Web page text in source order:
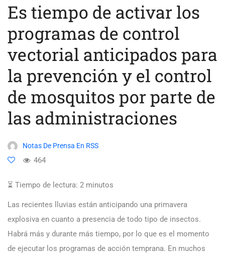
Es tiempo de activar los
programas de control
vectorial anticipados para
la prevención y el control
de mosquitos por parte de
las administraciones
Notas De Prensa En RSS
464
⏳ Tiempo de lectura: 2 minutos
Las recientes lluvias están anticipando una primavera
explosiva en cuanto a presencia de todo tipo de insectos.
Habrá más y durante más tiempo, por lo que es el momento
de ejecutar los programas de acción temprana. En muchos